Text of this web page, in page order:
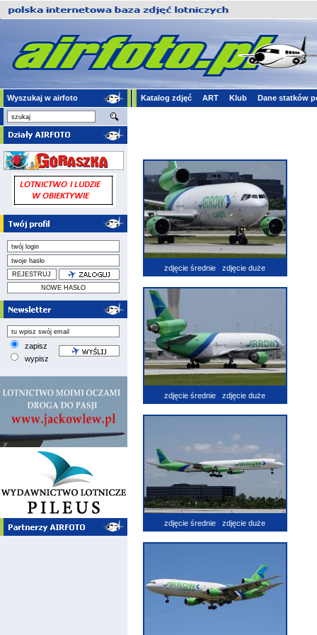
Wyszukaj w airfoto Katalog zdjęć ART Klub Dane statków
zapisz
wypisz
zdjęcie średnie zdjęcie duże
zdjęcie średnie zdjęcie duże
zdjęcie średnie zdjęcie duże